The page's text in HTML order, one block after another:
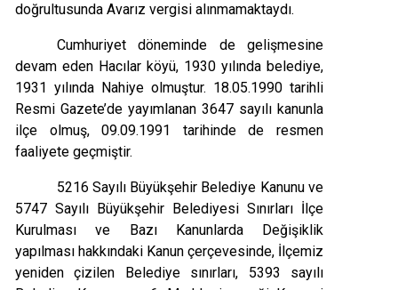
doğrultusunda Avarız vergisi alınmamaktaydı.
Cumhuriyet döneminde de gelişmesine
devam eden Hacılar köyü, 1930 yılında belediye,
1931 yılında Nahiye olmuştur. 18.05.1990 tarihli
Resmi Gazete’de yayımlanan 3647 sayılı kanunla
ilçe olmuş, 09.09.1991 tarihinde de resmen
faaliyete geçmiştir.
5216 Sayılı Büyükşehir Belediye Kanunu ve
5747 Sayılı Büyükşehir Belediyesi Sınırları İlçe
Kurulması ve Bazı Kanunlarda Değişiklik
yapılması hakkındaki Kanun çerçevesinde, İlçemiz
yeniden çizilen Belediye sınırları, 5393 sayılı